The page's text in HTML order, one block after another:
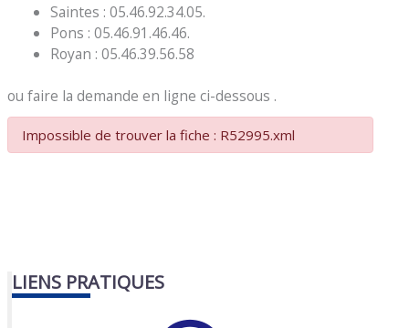
Saintes : 05.46.92.34.05.
Pons : 05.46.91.46.46.
Royan : 05.46.39.56.58
ou faire la demande en ligne ci-dessous .
Impossible de trouver la fiche : R52995.xml
LIENS PRATIQUES